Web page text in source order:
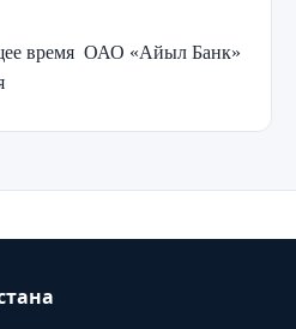
время ОАО «Айыл Банк»